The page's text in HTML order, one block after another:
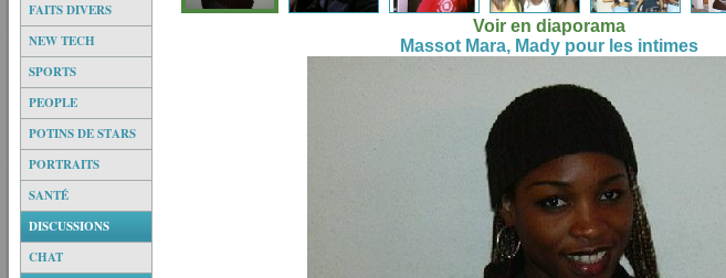
FAITS DIVERS
NEW TECH
SPORTS
PEOPLE
POTINS DE STARS
PORTRAITS
SANTÉ
DISCUSSIONS
CHAT
Voir en diaporama
Massot Mara, Mady pour les intimes